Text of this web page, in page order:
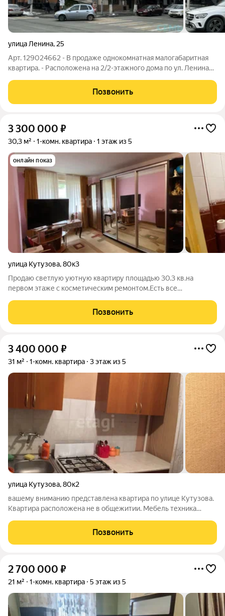
улица Ленина, 25
Арт. 129024662 - В продаже однокомнатная малогабаритная
квартира. - Расположена на 2/2-этажного дома по ул. Ленина
20,1 кв.м. - Все коммуникации и удобства внутри. - Высота
потолков порядка
Позвонить
3 300 000 ₽
30,3 м² 1-комн. квартира 1 этаж из 5
онлайн показ
улица Кутузова,80к3
Продаю светлую уютную квартиру площадью 30.3 кв.на
первом этаже с косметическим ремонтом.Есть все
функциональная кухня и современный санузел.В шаговой
доступности находятся аптеки, магазины,школы,
Позвонить
3 400 000 ₽
31 м² 1-комн. квартира 3 этаж из 5
улица Кутузова,80к2
вашему вниманию представлена квартира по улице Кутузова.
Квартира расположена не в общежитии. Мебель техника
Рядом детские сады, общеобразовательные школы, огромное
количество магазинов, и
Позвонить
2 700 000 ₽
21 м² 1-комн. квартира 5 этаж из 5